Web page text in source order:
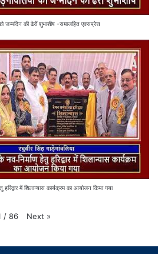
को जन्मदिन की ढेरों शुभाशीष -समाजहित एक्सप्रेस
हरिद्वार में शिलान्यास कार्यक्रम का आयोजन किया गया
/ 86 Next »